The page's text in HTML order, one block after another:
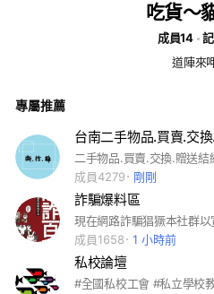
吃貨～
成員14
道陣來
專屬推薦
台南二手物品.買賣.交
二手物品.買賣.交換.贈送結
成員4279
剛剛
詐騙爆料區
現在網路詐騙猖獗本社群
成員1658
1 小時前
私校論壇
#全國私校工會 #私立學校